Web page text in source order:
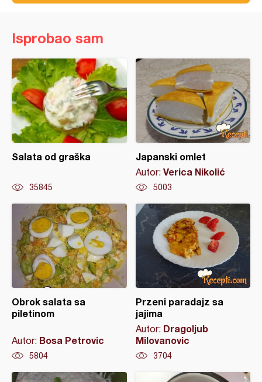
Isprobao sam
Salata od graška
35845
Japanski omlet
Autor: Verica Nikolić
5003
Obrok salata sa
piletinom
Autor: Bosa Petrovic
5804
Przeni paradajz sa
jajima
Autor: Dragoljub
Milovanovic
3704